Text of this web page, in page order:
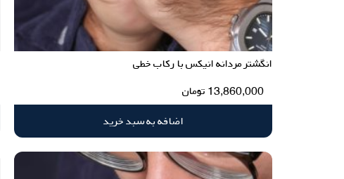
انگشتر مردانه انیکس با رکاب خطی
13,860,000 تومان
اضافه به سبد خرید